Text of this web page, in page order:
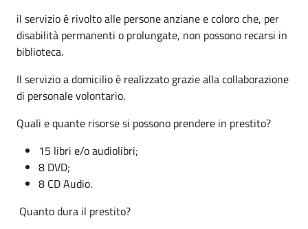
il servizio è rivolto alle persone anziane e coloro che, per
disabilità permanenti o prolungate, non possono recarsi in
biblioteca.
Il servizio a domicilio è realizzato grazie alla collaborazione
di personale volontario.
Quali e quante risorse si possono prendere in prestito?
15 libri e/o audiolibri;
8 DVD;
8 CD Audio.
Quanto dura il prestito?